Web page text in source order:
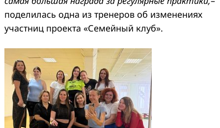
поделилась одна из тренеров об изменениях
участниц проекта «Семейный клуб».